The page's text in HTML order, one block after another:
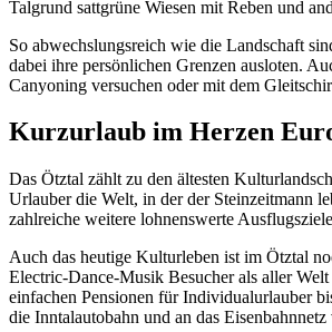
Talgrund sattgrüne Wiesen mit Reben und
So abwechslungsreich wie die Landschaft
dabei ihre persönlichen Grenzen ausloten.
Canyoning versuchen oder mit dem
Kurzurlaub im Herzen
Das Ötztal zählt zu den ältesten
Urlauber die Welt, in der der Steinzeitmann
zahlreiche weitere lohnenswerte
Auch das heutige Kulturleben ist im Ötztal
Electric-Dance-Musik Besucher als aller
einfachen Pensionen für Individualurlauber
die Inntalautobahn und an das